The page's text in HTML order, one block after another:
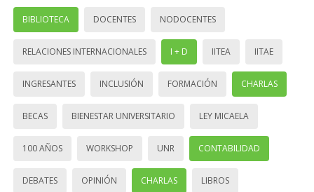
BIBLIOTECA DOCENTES NODOCENTES
RELACIONES INTERNACIONALES I + D IITEA IITAE
INGRESANTES INCLUSIÓN FORMACIÓN CHARLAS
BECAS BIENESTAR UNIVERSITARIO LEY MICAELA
100 AÑOS WORKSHOP UNR CONTABILIDAD
DEBATES OPINIÓN CHARLAS LIBROS